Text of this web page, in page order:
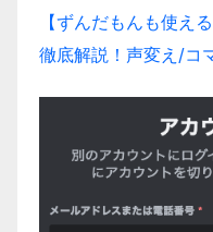
【ずんだもんも使え
徹底解説！声変え/コ